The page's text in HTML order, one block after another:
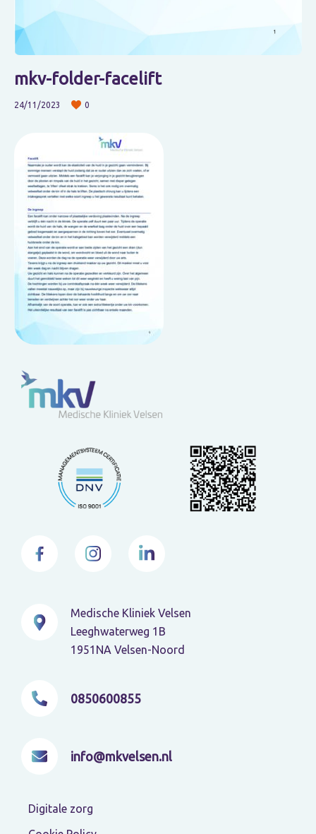
mkv-folder-facelift
24/11/2023 0
Medische Kliniek Velsen
Leeghwaterweg 1B
1951NA Velsen-Noord
0850600855
info@mkvelsen.nl
Digitale zorg